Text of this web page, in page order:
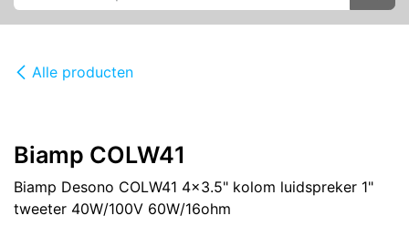
Alle producten
Biamp COLW41
Biamp Desono COLW41 4x3.5" kolom luidspreker 1"
tweeter 40W/100V 60W/16ohm